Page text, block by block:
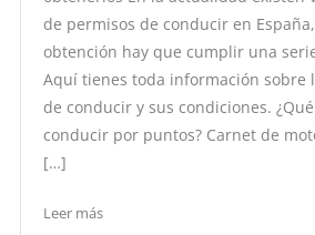
de permisos de conducir en
obtención hay que cumplir una
Aquí tienes toda información sobre
de conducir y sus condiciones.
conducir por puntos? Carnet de
[…]
Leer más